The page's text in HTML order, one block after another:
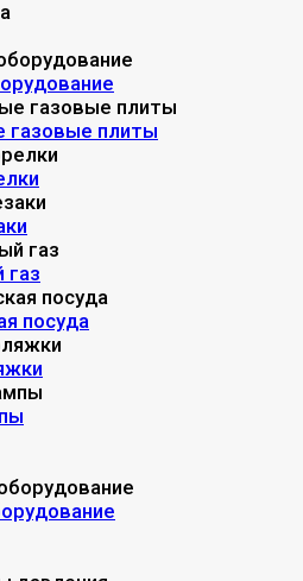
газовые плиты
газ
посуда